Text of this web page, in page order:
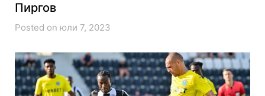
Пиргов
Posted on юли 7, 2023